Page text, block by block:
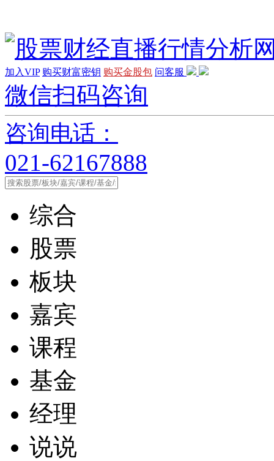
加入VIP 购买财富密钥 购买金股包 问客服
微信扫码咨询
咨询电话：
021-62167888
综合
股票
板块
嘉宾
课程
基金
经理
说说